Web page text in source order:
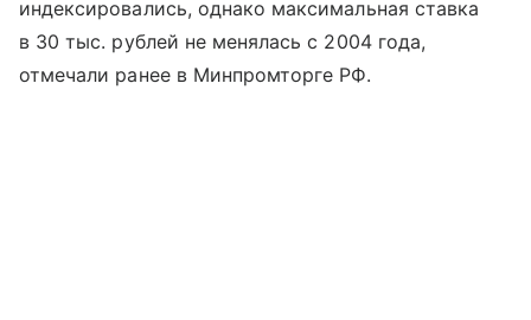
индексировались, однако максимальная ставка
в 30 тыс. рублей не менялась с 2004 года,
отмечали ранее в Минпромторге РФ.